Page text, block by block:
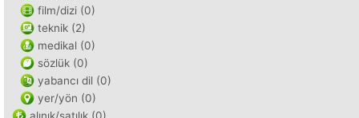
film/dizi (0)
teknik (2)
medikal (0)
sözlük (0)
yabancı dil (0)
yer/yön (0)